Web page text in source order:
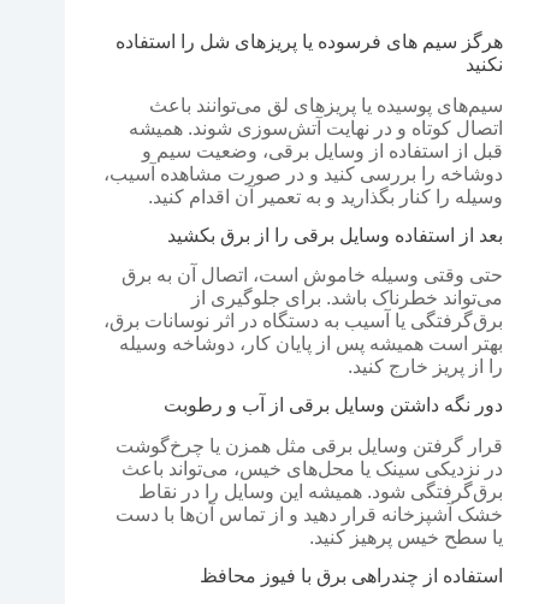
هرگز سیم های فرسوده یا پریزهای شل را استفاده
نکنید
سیم‌های پوسیده یا پریزهای لق می‌توانند باعث
اتصال کوتاه و در نهایت آتش‌سوزی شوند. همیشه
قبل از استفاده از وسایل برقی، وضعیت سیم و
دوشاخه را بررسی کنید و در صورت مشاهده آسیب،
وسیله را کنار بگذارید و به تعمیر آن اقدام کنید.
بعد از استفاده وسایل برقی را از برق بکشید
حتی وقتی وسیله خاموش است، اتصال آن به برق
می‌تواند خطرناک باشد. برای جلوگیری از
برق‌گرفتگی یا آسیب به دستگاه در اثر نوسانات برق،
بهتر است همیشه پس از پایان کار، دوشاخه وسیله
را از پریز خارج کنید.
دور نگه داشتن وسایل برقی از آب و رطوبت
قرار گرفتن وسایل برقی مثل همزن یا چرخ‌گوشت
در نزدیکی سینک یا محل‌های خیس، می‌تواند باعث
برق‌گرفتگی شود. همیشه این وسایل را در نقاط
خشک آشپزخانه قرار دهید و از تماس آن‌ها با دست
یا سطح خیس پرهیز کنید.
استفاده از چندراهی برق با فیوز محافظ